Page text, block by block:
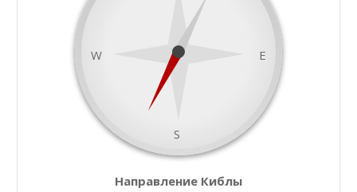
E
W
S
Направление Киблы
Leaflet| ©OpenStreetMap